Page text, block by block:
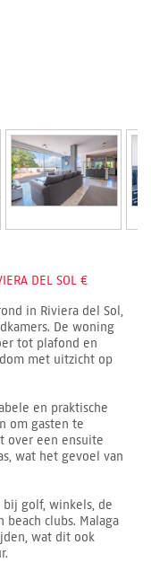
DEL SOL €
in Riviera del Sol,
De woning
tot plafond en
met uitzicht op
en praktische
om gasten te
over een ensuite
wat het gevoel van
golf, winkels, de
clubs. Malaga
wat dit ook